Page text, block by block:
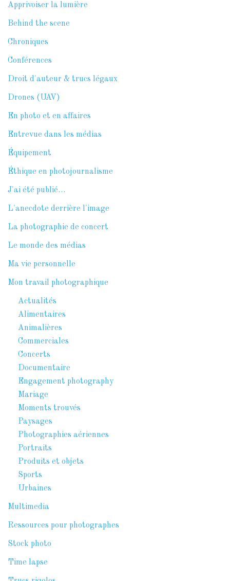
Apprivoiser la lumière
Behind the scene
Chroniques
Conférences
Droit d'auteur & trucs légaux
Drones (UAV)
En photo et en affaires
Entrevue dans les médias
Équipement
Éthique en photojournalisme
J'ai été publié…
L'anecdote derrière l'image
La photographie de concert
Le monde des médias
Ma vie personnelle
Mon travail photographique
Actualités
Alimentaires
Animalières
Commerciales
Concerts
Documentaire
Engagement photography
Mariage
Moments trouvés
Paysages
Photographies aériennes
Portraits
Produits et objets
Sports
Urbaines
Multimedia
Ressources pour photographes
Stock photo
Time lapse